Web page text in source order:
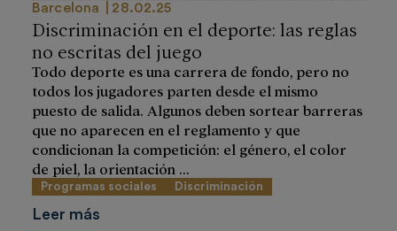
Barcelona 28.02.25
Discriminación en el deporte: las reglas
no escritas del juego
Todo deporte es una carrera de fondo, pero no
todos los jugadores parten desde el mismo
puesto de salida. Algunos deben sortear barreras
que no aparecen en el reglamento y que
condicionan la competición: el género, el color
de piel, la orientación ...
Programas sociales Discriminación
Leer más